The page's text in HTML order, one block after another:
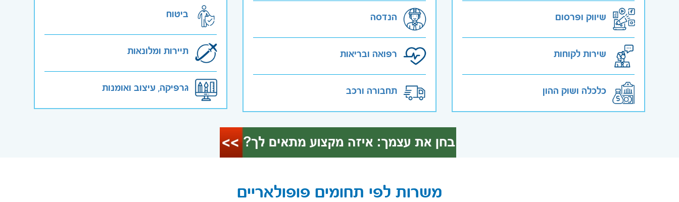
שיווק ופרסום
שירות לקוחות
כלכלה ושוק ההון
הנדסה
רפואה ובריאות
תחבורה ורכב
ביטוח
תיירות ומלונאות
גרפיקה, עיצוב ואומנות
משרות לפי תחומים פופולאריים